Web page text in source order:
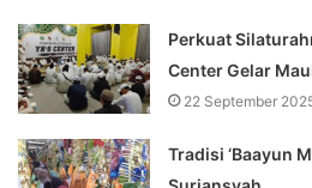
Perkuat
Center Gelar
22 September
Tradisi ‘Baayun